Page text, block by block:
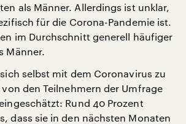
als Männer. Allerdings ist unklar,
für die Corona-Pandemie ist.
im Durchschnitt generell häufiger
Männer.
selbst mit dem Coronavirus zu
den Teilnehmern der Umfrage
Rund 40 Prozent
dass sie in den nächsten Monaten